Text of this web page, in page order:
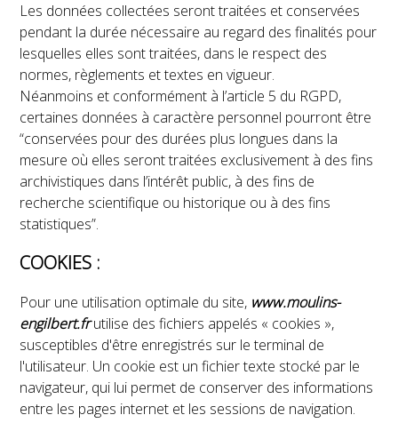
Les données collectées seront traitées et conservées
pendant la durée nécessaire au regard des finalités pour
lesquelles elles sont traitées, dans le respect des
normes, règlements et textes en vigueur.
Néanmoins et conformément à l’article 5 du RGPD,
certaines données à caractère personnel pourront être
“conservées pour des durées plus longues dans la
mesure où elles seront traitées exclusivement à des fins
archivistiques dans l’intérêt public, à des fins de
recherche scientifique ou historique ou à des fins
statistiques”.
COOKIES :
Pour une utilisation optimale du site, www.moulins-
engilbert.frutilise des fichiers appelés « cookies »,
susceptibles d'être enregistrés sur le terminal de
l'utilisateur. Un cookie est un fichier texte stocké par le
navigateur, qui lui permet de conserver des informations
entre les pages internet et les sessions de navigation.